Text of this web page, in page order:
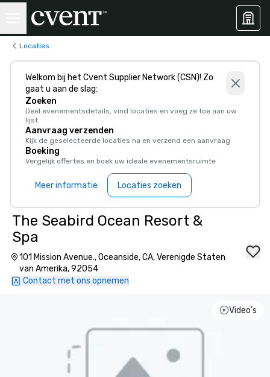
Locaties
Welkom bij het Cvent Supplier Network (CSN)! Zo
gaat u aan de slag:
Zoeken
Deel evenementsdetails, vind locaties en voeg ze toe aan uw
lijst
Aanvraag verzenden
Kijk de geselecteerde locaties na en verzend een aanvraag
Boeking
Vergelijk offertes en boek uw ideale evenementsruimte
Meer informatie Locaties zoeken
The Seabird Ocean Resort &
Spa
101 Mission Avenue., Oceanside, CA, Verenigde Staten
van Amerika, 92054
Contact met ons opnemen
Video's